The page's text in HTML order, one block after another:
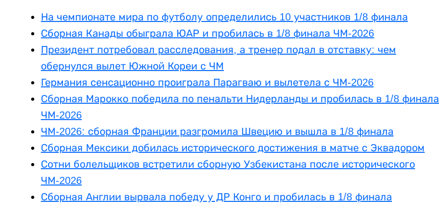
На чемпионате мира по футболу определились 10 участников 1/8 финала
Сборная Канады обыграла ЮАР и пробилась в 1/8 финала ЧМ-2026
Президент потребовал расследования, а тренер подал в отставку: чем
обернулся вылет Южной Кореи с ЧМ
Германия сенсационно проиграла Парагваю и вылетела с ЧМ-2026
Сборная Марокко победила по пенальти Нидерланды и пробилась в 1/8 финала
ЧМ-2026
ЧМ-2026: сборная Франции разгромила Швецию и вышла в 1/8 финала
Сборная Мексики добилась исторического достижения в матче с Эквадором
Сотни болельщиков встретили сборную Узбекистана после исторического
ЧМ-2026
Сборная Англии вырвала победу у ДР Конго и пробилась в 1/8 финала